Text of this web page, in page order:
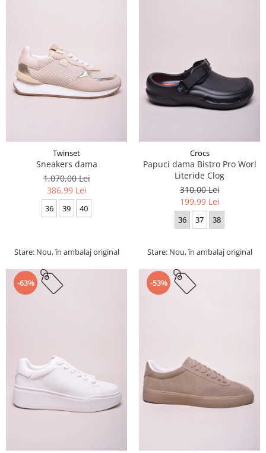
Twinset
Sneakers dama
1.070,00 Lei
386,99 Lei
36 39 40
Stare: Nou, în ambalaj original
Crocs
Papuci dama Bistro Pro Worl
Literide Clog
310,00 Lei
199,99 Lei
36 37 38
Stare: Nou, în ambalaj original
-63% -53%